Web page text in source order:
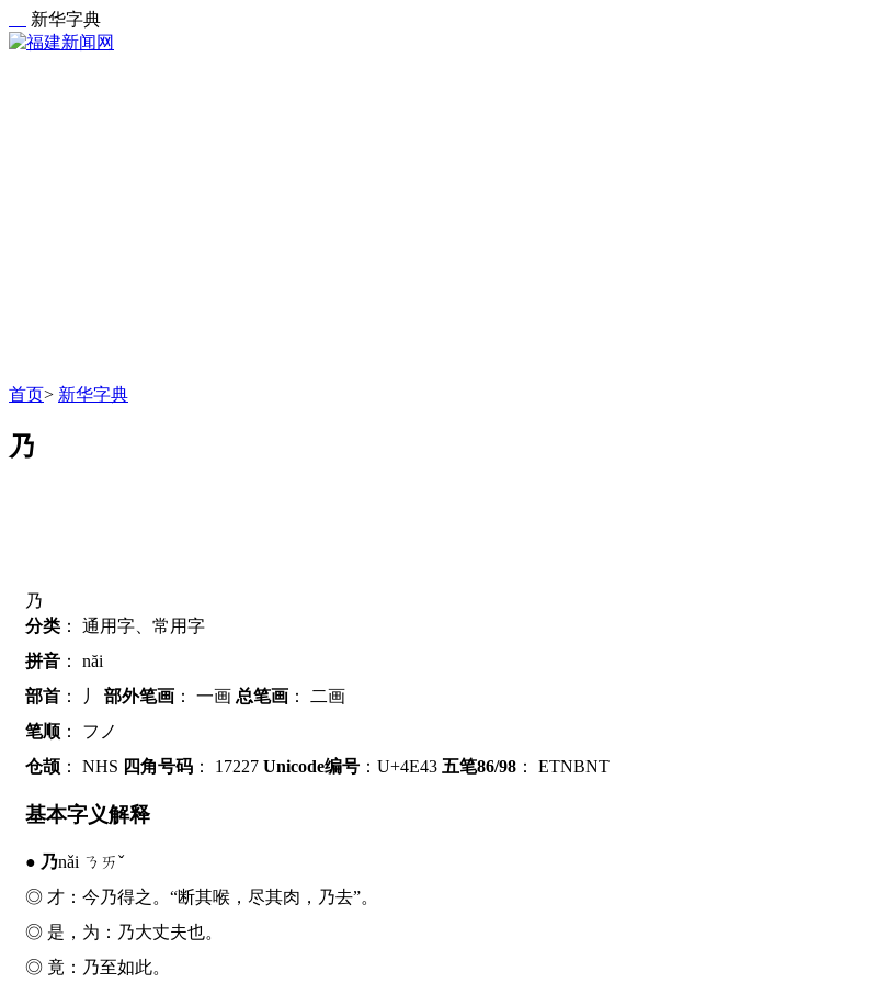
新华字典
首页> 新华字典
乃
乃
分类 ： 通用字、常用字
拼音 ： năi
部首 ： 丿 部外笔画 ： 一画 总笔画 ：
二画
笔顺 ： フノ
仓颉 ： NHS 四角号码 ： 17227 Unicode编号 ：U+4E43 五笔86/98 ： ETNBNT
基本字义解释
乃nǎi ㄋㄞˇ
◎ 才：今乃得之。“断其喉，尽其肉， 乃去”。
◎ 是，为： 乃大丈夫也。
◎ 竟： 乃至如此。